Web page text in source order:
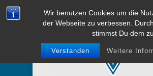
Wir benutzen Cookies um die
der Webseite zu verbessen.
stimmst Du dem zu.
Verstanden Weitere